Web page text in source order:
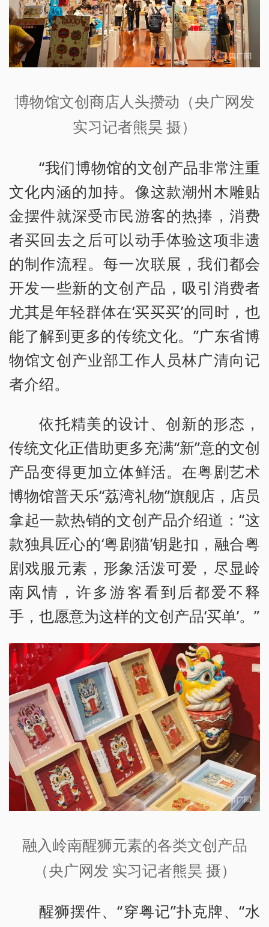
博物馆文创商店人头攒动（央广网发
实习记者熊昊 摄）
“我们博物馆的文创产品非常注重
文化内涵的加持。像这款潮州木雕贴
金摆件就深受市民游客的热捧，消费
者买回去之后可以动手体验这项非遗
的制作流程。每一次联展，我们都会
开发一些新的文创产品，吸引消费者
尤其是年轻群体在‘买买买’的同时，也
能了解到更多的传统文化。”广东省博
物馆文创产业部工作人员林广清向记
者介绍。
依托精美的设计、创新的形态，
传统文化正借助更多充满“新”意的文创
产品变得更加立体鲜活。在粤剧艺术
博物馆普天乐“荔湾礼物”旗舰店，店员
拿起一款热销的文创产品介绍道：“这
款独具匠心的‘粤剧猫’钥匙扣，融合粤
剧戏服元素，形象活泼可爱，尽显岭
南风情，许多游客看到后都爱不释
手，也愿意为这样的文创产品‘买单’。”
融入岭南醒狮元素的各类文创产品
（央广网发 实习记者熊昊 摄）
醒狮摆件、“穿粤记”扑克牌、“水